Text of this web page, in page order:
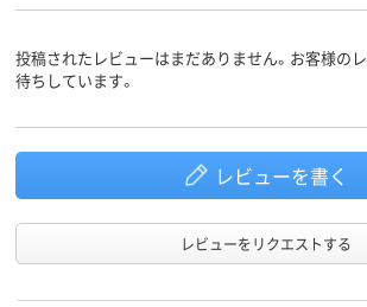
投稿されたレビューはまだありません。お客様の
待ちしています。
レビューを書く
レビューをリクエストする